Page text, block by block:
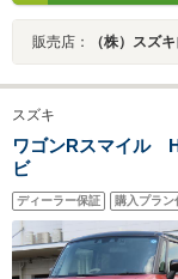
販売店： （株）スズキ
スズキ
ワゴンRスマイル
ビ
ディーラー保証 購入プラン